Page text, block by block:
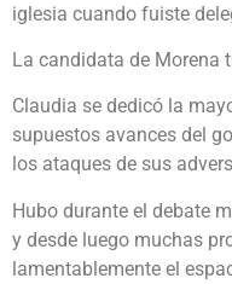
iglesia cuando fuiste
La candidata de Morena
Claudia se dedicó la
supuestos avances del
los ataques de sus
Hubo durante el debate
y desde luego muchas
lamentablemente el